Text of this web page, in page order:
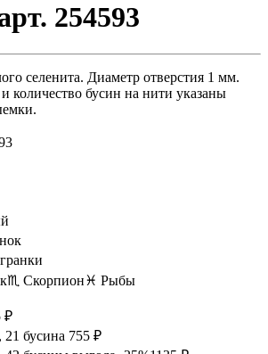
254593
селенита. Диаметр отверстия 1 мм.
количество бусин на нити указаны
♏ Скорпион♓ Рыбы
₽
бусина 755 ₽